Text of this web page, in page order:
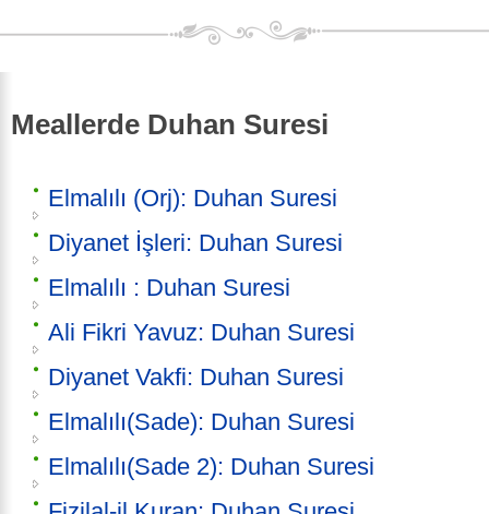
Meallerde Duhan Suresi
Elmalılı (Orj): Duhan Suresi
Diyanet İşleri: Duhan Suresi
Elmalılı : Duhan Suresi
Ali Fikri Yavuz: Duhan Suresi
Diyanet Vakfi: Duhan Suresi
Elmalılı(Sade): Duhan Suresi
Elmalılı(Sade 2): Duhan Suresi